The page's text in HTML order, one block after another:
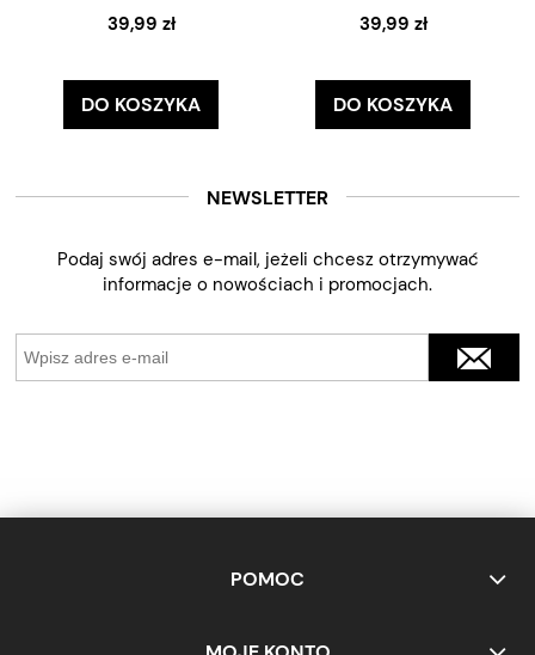
39,99 zł
DO KOSZYKA
39,99 zł
DO KOSZYKA
NEWSLETTER
Podaj swój adres e-mail, jeżeli chcesz otrzymywać
informacje o nowościach i promocjach.
POMOC